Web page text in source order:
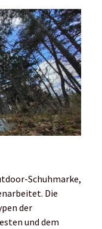
Schuhmarke,
Die
der
und dem